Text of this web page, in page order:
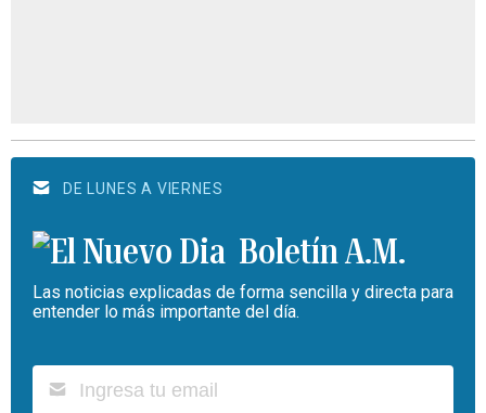
DE LUNES A VIERNES
Boletín A.M.
Las noticias explicadas de forma sencilla y directa para
entender lo más importante del día.